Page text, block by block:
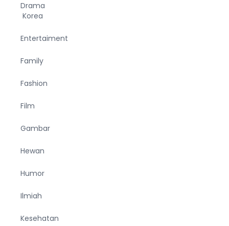
Drama
Korea
Entertaiment
Family
Fashion
Film
Gambar
Hewan
Humor
Ilmiah
Kesehatan